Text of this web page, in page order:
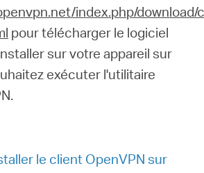
index.php/download/
pour télécharger le logiciel
sur votre appareil sur
exécuter l'utilitaire
le client OpenVPN sur